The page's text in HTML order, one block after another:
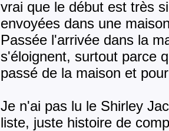
vrai que le début est très
envoyées dans une
Passée l'arrivée dans la
s'éloignent, surtout parce
passé de la maison et
Je n'ai pas lu le Shirley
liste, juste histoire de